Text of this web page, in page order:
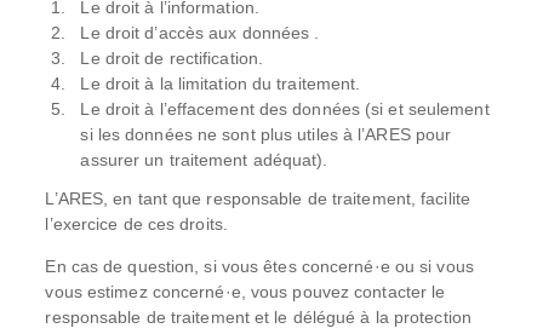
Le droit à l’information.
Le droit d’accès aux données .
Le droit de rectification.
Le droit à la limitation du traitement.
Le droit à l’effacement des données (si et seulement
si les données ne sont plus utiles à l’ARES pour
assurer un traitement adéquat).
L’ARES, en tant que responsable de traitement, facilite
l’exercice de ces droits.
En cas de question, si vous êtes concerné·e ou si vous
vous estimez concerné·e, vous pouvez contacter le
responsable de traitement et le délégué à la protection